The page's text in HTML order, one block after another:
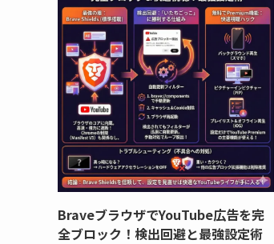
BraveブラウザでYouTube広告を完
全ブロック！検出回避と最強設定術